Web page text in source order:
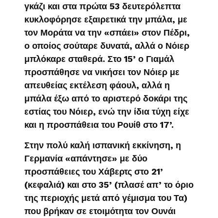
γκάζι και στα πρώτα 53 δευτερόλεπτα
κυκλοφόρησε εξαιρετικά την μπάλα, με
τον Μοράτα να την «σπάει» στον Πέδρι,
ο οποίος σούταρε δυνατά, αλλά ο Νόιερ
μπλόκαρε σταθερά. Στο 15’ ο Γιαμάλ
προσπάθησε να νικήσει τον Νόιερ με
απευθείας εκτέλεση φάουλ, αλλά η
μπάλα έξω από το αριστερό δοκάρι της
εστίας του Νόιερ, ενώ την ίδια τύχη είχε
και η προσπάθεια του Ρουίθ στο 17’.
Στην πολύ καλή ισπανική εκκίνηση, η
Γερμανία «απάντησε» με δύο
προσπάθειες του Χάβερτς στο 21’
(κεφαλιά) και στο 35’ (πλασέ απ’ το όριο
της περιοχής μετά από γέμισμα του Τα)
που βρήκαν σε ετοιμότητα τον Ουνάι